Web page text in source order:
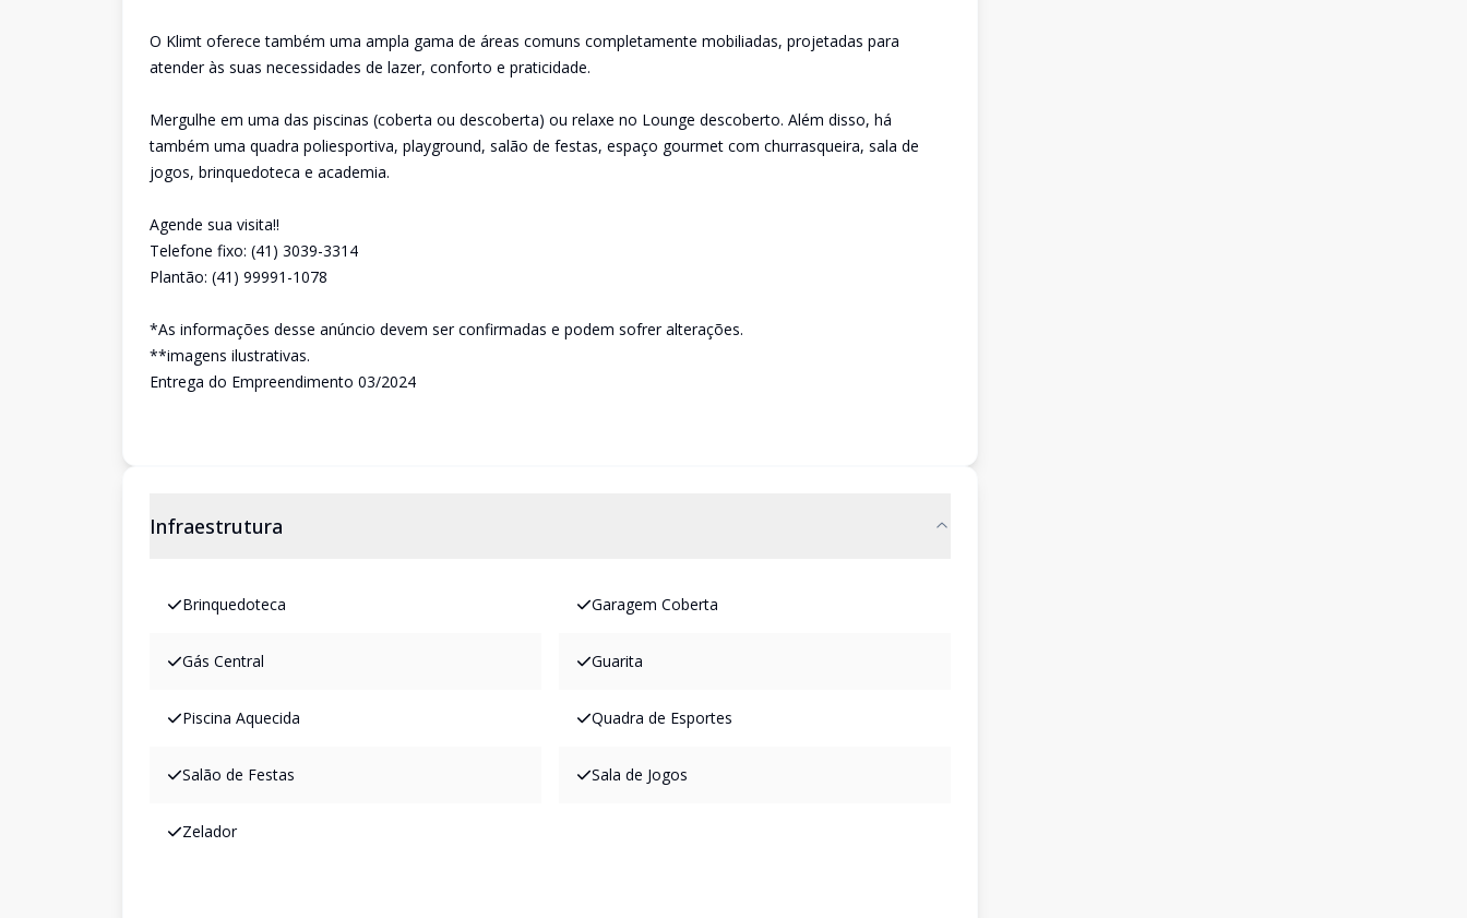
O Klimt oferece também uma ampla gama de áreas comuns completamente mobiliadas, projetadas para
atender às suas necessidades de lazer, conforto e praticidade.
Mergulhe em uma das piscinas (coberta ou descoberta) ou relaxe no Lounge descoberto. Além disso, há
também uma quadra poliesportiva, playground, salão de festas, espaço gourmet com churrasqueira, sala de
jogos, brinquedoteca e academia.
Agende sua visita!!
Telefone fixo: (41) 3039-3314
Plantão: (41) 99991-1078
*As informações desse anúncio devem ser confirmadas e podem sofrer alterações.
**imagens ilustrativas.
Entrega do Empreendimento 03/2024
Infraestrutura
Brinquedoteca Garagem Coberta
Gás Central Guarita
Piscina Aquecida Quadra de Esportes
Salão de Festas Sala de Jogos
Zelador